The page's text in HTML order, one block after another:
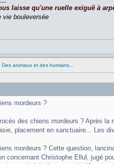
laisse qu'une ruelle exiguë à
vie bouleversée
Des animaux et des humains...
mordeurs ?
des chiens mordeurs ? Après la
placement en sanctuaire... Les
mordeurs ? Cette question,
concernant Christophe Ellul, jugé